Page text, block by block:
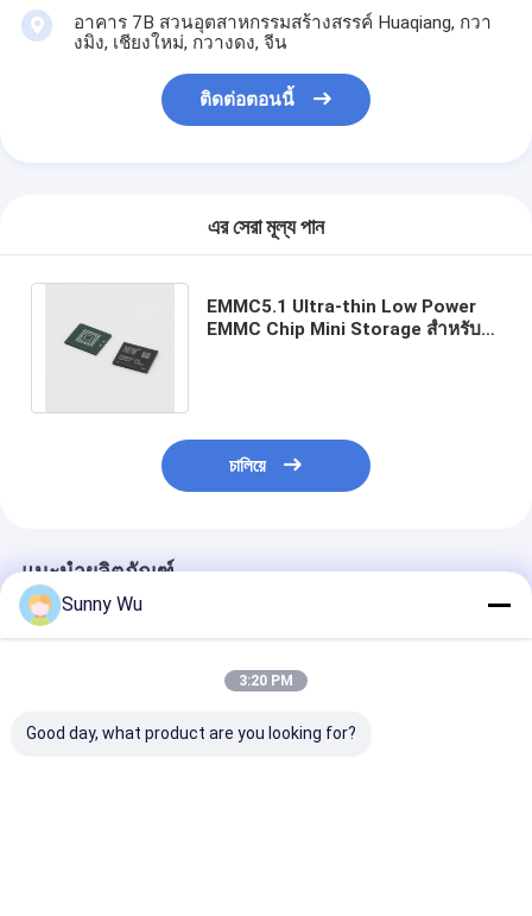
อาคาร 7B สวนอุตสาหกรรมสร้างสรรค์ Huaqiang, กวา
งมิง, เชียงใหม่, กวางดง, จีน
ติดต่อตอนนี้
এর সেরা মূল্য পান
EMMC5.1 Ultra-thin Low Power
EMMC Chip Mini Storage สําหรับ
চালিয়ে
แนะนำผลิตภัณฑ์
Sunny Wu
3:20 PM
Good day, what product are you looking for?